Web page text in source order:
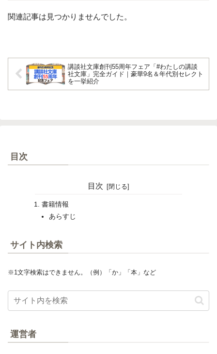
関連記事は見つかりませんでした。
講談社文庫創刊55周年フェア「#わたしの講談
社文庫」完全ガイド｜豪華9名＆年代別セレクト
を一挙紹介
目次
目次
書籍情報
あらすじ
サイト内検索
※1文字検索はできません。（例）「か」「本」など
運営者